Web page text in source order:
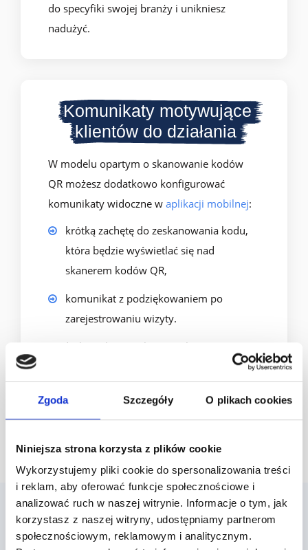
Zgoda Szczegóły O plikach cookies
Niniejsza strona korzysta z plików cookie
Wykorzystujemy pliki cookie do spersonalizowania treści
i reklam, aby oferować funkcje społecznościowe i
analizować ruch w naszej witrynie. Informacje o tym, jak
korzystasz z naszej witryny, udostępniamy partnerom
społecznościowym, reklamowym i analitycznym.
do specyfiki swojej branży i unikniesz
nadużyć.
Komunikaty motywujące
klientów do działania
W modelu opartym o skanowanie kodów
QR możesz dodatkowo konfigurować
komunikaty widoczne w aplikacji mobilnej:
krótką zachętę do zeskanowania kodu,
która będzie wyświetlać się nad
skanerem kodów QR,
komunikat z podziękowaniem po
zarejestrowaniu wizyty.
To drobny element, który wpływa na
zaangażowanie i poczucie nagrody po każdej
wizycie.
Sprawdź ofertę dla swojej branży